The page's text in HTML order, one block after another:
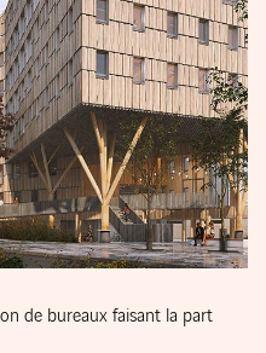
de bureaux faisant la part